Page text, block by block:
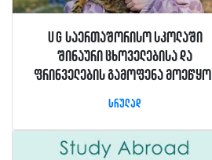
UG საერთაშორისო სკოლაში
შინაური ცხოველებისა და
ფრინველების გამოფენა
სრულად